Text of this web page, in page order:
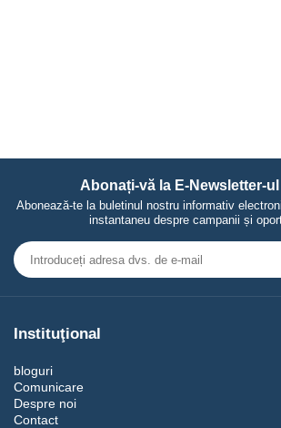
Abonați-vă la E-Newsletter-
Abonează-te la buletinul nostru informativ
instantaneu despre campanii și
Instituţional
bloguri
Comunicare
Despre noi
Contact